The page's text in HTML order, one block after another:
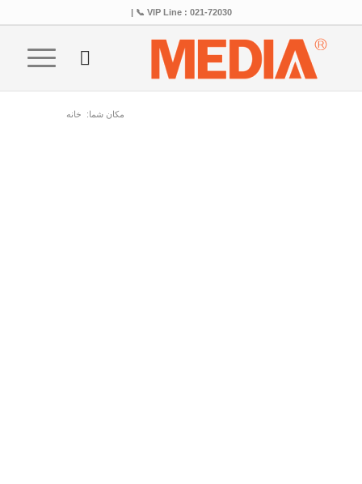
VIP Line : 021-72030 📞 |
مکان شما: خانه